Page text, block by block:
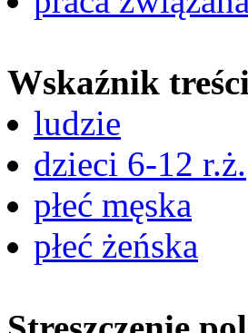
Wskaźnik
ludzie
dzieci 6-12 r.ż.
płeć męska
płeć żeńska